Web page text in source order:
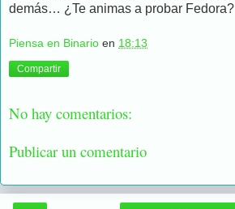
demás… ¿Te animas a probar Fedora?
Piensa en Binario en 18:13
Compartir
No hay comentarios:
Publicar un comentario